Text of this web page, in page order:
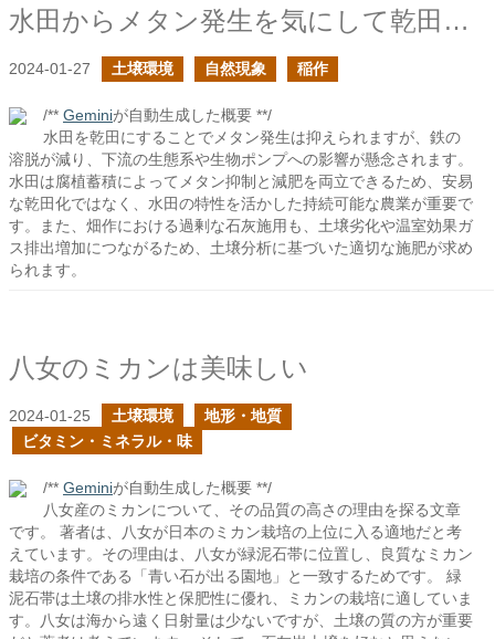
水田からメタン発生を気にして乾田にすることは良い手なのだろうか？
2024-01-27 土壌環境 自然現象 稲作
/** Geminiが自動生成した概要 **/
水田を乾田にすることでメタン発生は抑えられますが、鉄の
溶脱が減り、下流の生態系や生物ポンプへの影響が懸念されます。
水田は腐植蓄積によってメタン抑制と減肥を両立できるため、安易
な乾田化ではなく、水田の特性を活かした持続可能な農業が重要で
す。また、畑作における過剰な石灰施用も、土壌劣化や温室効果ガ
ス排出増加につながるため、土壌分析に基づいた適切な施肥が求め
られます。
八女のミカンは美味しい
2024-01-25 土壌環境
地形・地質
ビタミン・ミネラル・味
/** Geminiが自動生成した概要 **/
八女産のミカンについて、その品質の高さの理由を探る文章
です。 著者は、八女が日本のミカン栽培の上位に入る適地だと考
えています。その理由は、八女が緑泥石帯に位置し、良質なミカン
栽培の条件である「青い石が出る園地」と一致するためです。 緑
泥石帯は土壌の排水性と保肥性に優れ、ミカンの栽培に適していま
す。八女は海から遠く日射量は少ないですが、土壌の質の方が重要